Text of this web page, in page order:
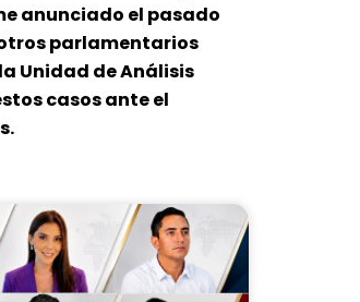
anunciado el pasado
parlamentarios
Unidad de Análisis
casos ante el